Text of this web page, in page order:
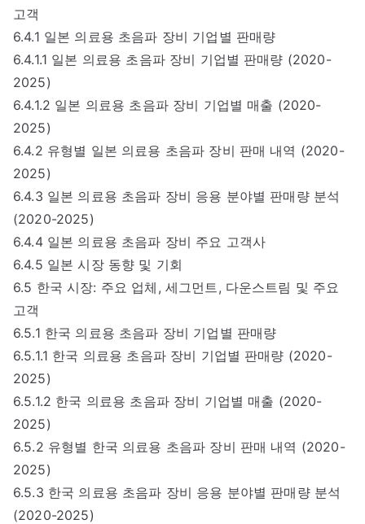
고객
6.4.1 일본 의료용 초음파 장비 기업별 판매량
6.4.1.1 일본 의료용 초음파 장비 기업별 판매량 (2020-
2025)
6.4.1.2 일본 의료용 초음파 장비 기업별 매출 (2020-
2025)
6.4.2 유형별 일본 의료용 초음파 장비 판매 내역 (2020-
2025)
6.4.3 일본 의료용 초음파 장비 응용 분야별 판매량 분석
(2020-2025)
6.4.4 일본 의료용 초음파 장비 주요 고객사
6.4.5 일본 시장 동향 및 기회
6.5 한국 시장: 주요 업체, 세그먼트, 다운스트림 및 주요
고객
6.5.1 한국 의료용 초음파 장비 기업별 판매량
6.5.1.1 한국 의료용 초음파 장비 기업별 판매량 (2020-
2025)
6.5.1.2 한국 의료용 초음파 장비 기업별 매출 (2020-
2025)
6.5.2 유형별 한국 의료용 초음파 장비 판매 내역 (2020-
2025)
6.5.3 한국 의료용 초음파 장비 응용 분야별 판매량 분석
(2020-2025)